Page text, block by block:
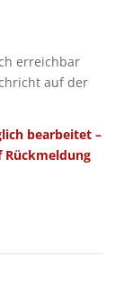
erreichbar
auf der
bearbeitet –
Rückmeldung